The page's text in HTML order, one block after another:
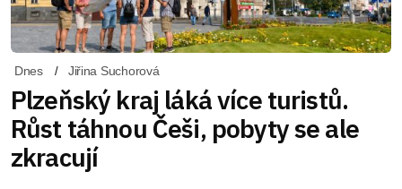
Dnes Jiřina Suchorová
Plzeňský kraj láká více turistů.
Růst táhnou Češi, pobyty se ale
zkracují